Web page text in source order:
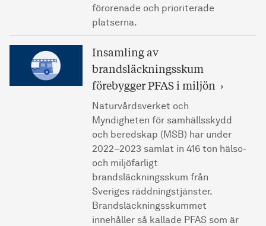
förorenade och prioriterade
platserna.
Insamling av
brandsläckningsskum
förebygger PFAS i miljön
Naturvårdsverket och
Myndigheten för samhällsskydd
och beredskap (MSB) har under
2022–2023 samlat in 416 ton hälso-
och miljöfarligt
brandsläckningsskum från
Sveriges räddningstjänster.
Brandsläckningsskummet
innehåller så kallade PFAS som är